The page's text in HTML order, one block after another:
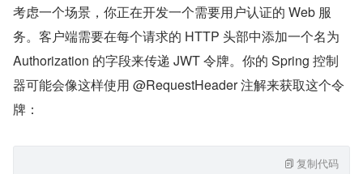
考虑一个场景，你正在开发一个需要用户认证的 Web 服
务。客户端需要在每个请求的 HTTP 头部中添加一个名为
Authorization 的字段来传递 JWT 令牌。你的 Spring 控制
器可能会像这样使用 @RequestHeader 注解来获取这个令
牌：
复制代码